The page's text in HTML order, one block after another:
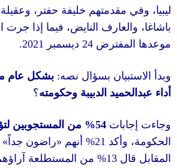
مقدمتهم خليفة حفتر، وعقيلة صالح،
النايض، فيما إذا جرت الانتخابات
24 ديسمبر 2021.
بسؤال نصه:بشكل عام ما مدى
الدبيبة وحكومته؟
54% من المستجوبين لتؤكد رضاهم
21% أنهم« راضون جداً»عن
13% من المستطلعة آراؤهم إنهم«غير